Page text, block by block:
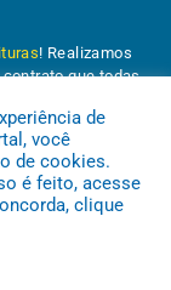
! Realizamos
que todas
de
você
de cookies.
é feito, acesse
clique